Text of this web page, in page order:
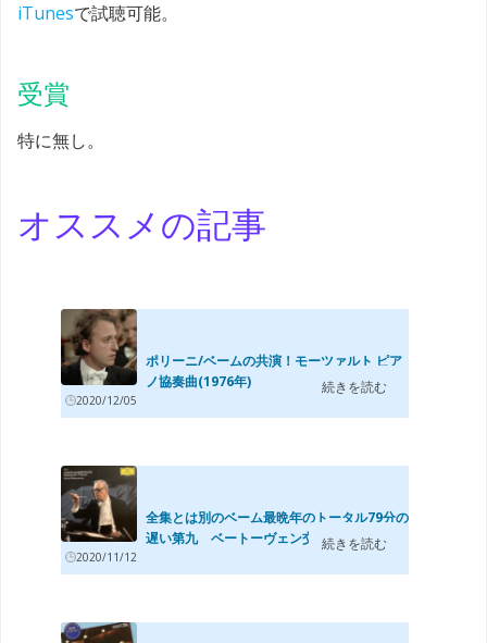
iTunesで試聴可能。
受賞
特に無し。
オススメの記事
ポリーニ/ベームの共演！モーツァルト ピア
ノ協奏曲(1976年)
2020/12/05
続きを読む
全集とは別のベーム最晩年のトータル79分の
遅い第九 ベートーヴェン交響曲第9番 ...
2020/11/12
続きを読む